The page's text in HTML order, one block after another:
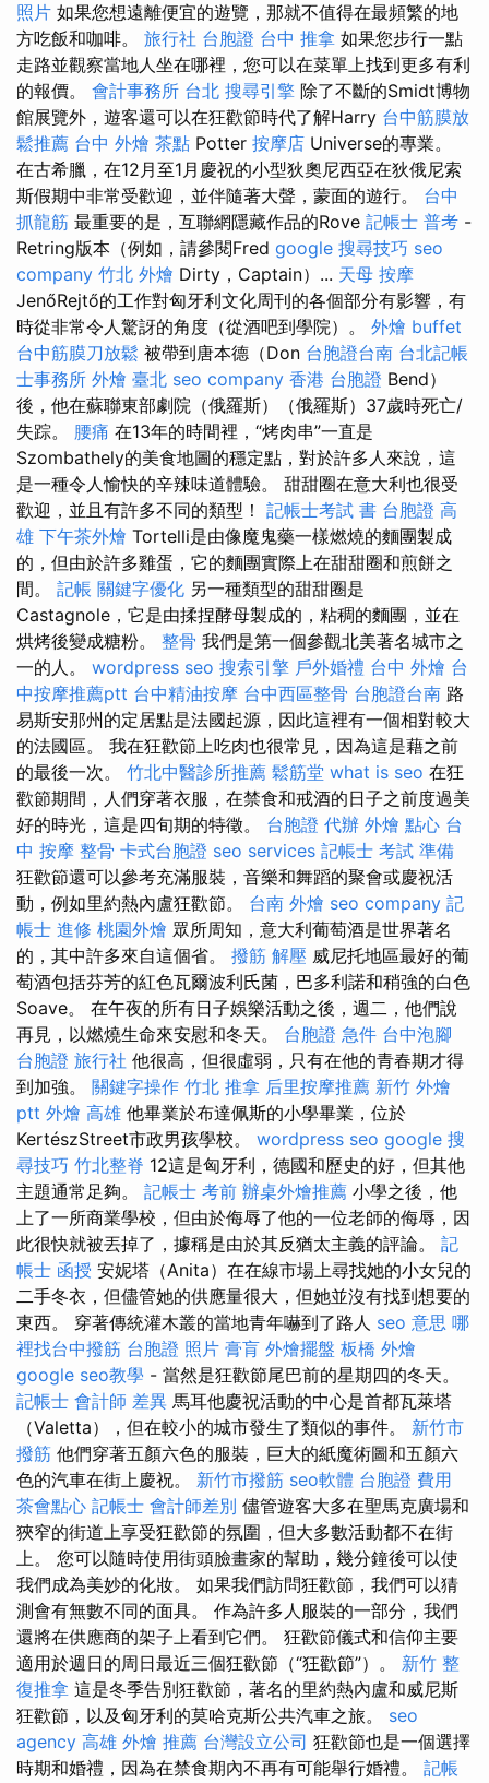
照片 如果您想遠離便宜的遊覽，那就不值得在最頻繁的地
方吃飯和咖啡。 旅行社 台胞證 台中 推拿 如果您步行一點
走路並觀察當地人坐在哪裡，您可以在菜單上找到更多有利
的報價。 會計事務所 台北 搜尋引擎 除了不斷的Smidt博物
館展覽外，遊客還可以在狂歡節時代了解Harry 台中筋膜放
鬆推薦 台中 外燴 茶點 Potter 按摩店 Universe的專業。
在古希臘，在12月至1月慶祝的小型狄奧尼西亞在狄俄尼索
斯假期中非常受歡迎，並伴隨著大聲，蒙面的遊行。 台中
抓龍筋 最重要的是，互聯網隱藏作品的Rove 記帳士 普考 -
Retring版本（例如，請參閱Fred google 搜尋技巧 seo
company 竹北 外燴 Dirty，Captain）... 天母 按摩
JenőRejtő的工作對匈牙利文化周刊的各個部分有影響，有
時從非常令人驚訝的角度（從酒吧到學院）。 外燴 buffet
台中筋膜刀放鬆 被帶到唐本德（Don 台胞證台南 台北記帳
士事務所 外燴 臺北 seo company 香港 台胞證 Bend）
後，他在蘇聯東部劇院（俄羅斯）（俄羅斯）37歲時死亡/
失踪。 腰痛 在13年的時間裡，“烤肉串”一直是
Szombathely的美食地圖的穩定點，對於許多人來說，這
是一種令人愉快的辛辣味道體驗。 甜甜圈在意大利也很受
歡迎，並且有許多不同的類型！ 記帳士考試 書 台胞證 高
雄 下午茶外燴 Tortelli是由像魔鬼藥一樣燃燒的麵團製成
的，但由於許多雞蛋，它的麵團實際上在甜甜圈和煎餅之
間。 記帳 關鍵字優化 另一種類型的甜甜圈是
Castagnole，它是由揉捏酵母製成的，粘稠的麵團，並在
烘烤後變成糖粉。 整骨 我們是第一個參觀北美著名城市之
一的人。 wordpress seo 搜索引擎 戶外婚禮 台中 外燴 台
中按摩推薦ptt 台中精油按摩 台中西區整骨 台胞證台南 路
易斯安那州的定居點是法國起源，因此這裡有一個相對較大
的法國區。 我在狂歡節上吃肉也很常見，因為這是藉之前
的最後一次。 竹北中醫診所推薦 鬆筋堂 what is seo 在狂
歡節期間，人們穿著衣服，在禁食和戒酒的日子之前度過美
好的時光，這是四旬期的特徵。 台胞證 代辦 外燴 點心 台
中 按摩 整骨 卡式台胞證 seo services 記帳士 考試 準備
狂歡節還可以參考充滿服裝，音樂和舞蹈的聚會或慶祝活
動，例如里約熱內盧狂歡節。 台南 外燴 seo company 記
帳士 進修 桃園外燴 眾所周知，意大利葡萄酒是世界著名
的，其中許多來自這個省。 撥筋 解壓 威尼托地區最好的葡
萄酒包括芬芳的紅色瓦爾波利氏菌，巴多利諾和稍強的白色
Soave。 在午夜的所有日子娛樂活動之後，週二，他們說
再見，以燃燒生命來安慰和冬天。 台胞證 急件 台中泡腳
台胞證 旅行社 他很高，但很虛弱，只有在他的青春期才得
到加強。 關鍵字操作 竹北 推拿 后里按摩推薦 新竹 外燴
ptt 外燴 高雄 他畢業於布達佩斯的小學畢業，位於
KertészStreet市政男孩學校。 wordpress seo google 搜
尋技巧 竹北整脊 12這是匈牙利，德國和歷史的好，但其他
主題通常足夠。 記帳士 考前 辦桌外燴推薦 小學之後，他
上了一所商業學校，但由於侮辱了他的一位老師的侮辱，因
此很快就被丟掉了，據稱是由於其反猶太主義的評論。 記
帳士 函授 安妮塔（Anita）在在線市場上尋找她的小女兒的
二手冬衣，但儘管她的供應量很大，但她並沒有找到想要的
東西。 穿著傳統灌木叢的當地青年嚇到了路人 seo 意思 哪
裡找台中撥筋 台胞證 照片 膏肓 外燴擺盤 板橋 外燴
google seo教學 - 當然是狂歡節尾巴前的星期四的冬天。
記帳士 會計師 差異 馬耳他慶祝活動的中心是首都瓦萊塔
（Valetta），但在較小的城市發生了類似的事件。 新竹市
撥筋 他們穿著五顏六色的服裝，巨大的紙魔術圖和五顏六
色的汽車在街上慶祝。 新竹市撥筋 seo軟體 台胞證 費用
茶會點心 記帳士 會計師差別 儘管遊客大多在聖馬克廣場和
狹窄的街道上享受狂歡節的氛圍，但大多數活動都不在街
上。 您可以隨時使用街頭臉畫家的幫助，幾分鐘後可以使
我們成為美妙的化妝。 如果我們訪問狂歡節，我們可以猜
測會有無數不同的面具。 作為許多人服裝的一部分，我們
還將在供應商的架子上看到它們。 狂歡節儀式和信仰主要
適用於週日的周日最近三個狂歡節（“狂歡節”）。 新竹 整
復推拿 這是冬季告別狂歡節，著名的里約熱內盧和威尼斯
狂歡節，以及匈牙利的莫哈克斯公共汽車之旅。 seo
agency 高雄 外燴 推薦 台灣設立公司 狂歡節也是一個選擇
時期和婚禮，因為在禁食期內不再有可能舉行婚禮。 記帳